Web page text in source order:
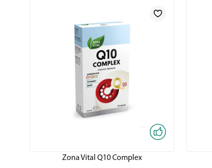
Zona Vital Q10 Complex